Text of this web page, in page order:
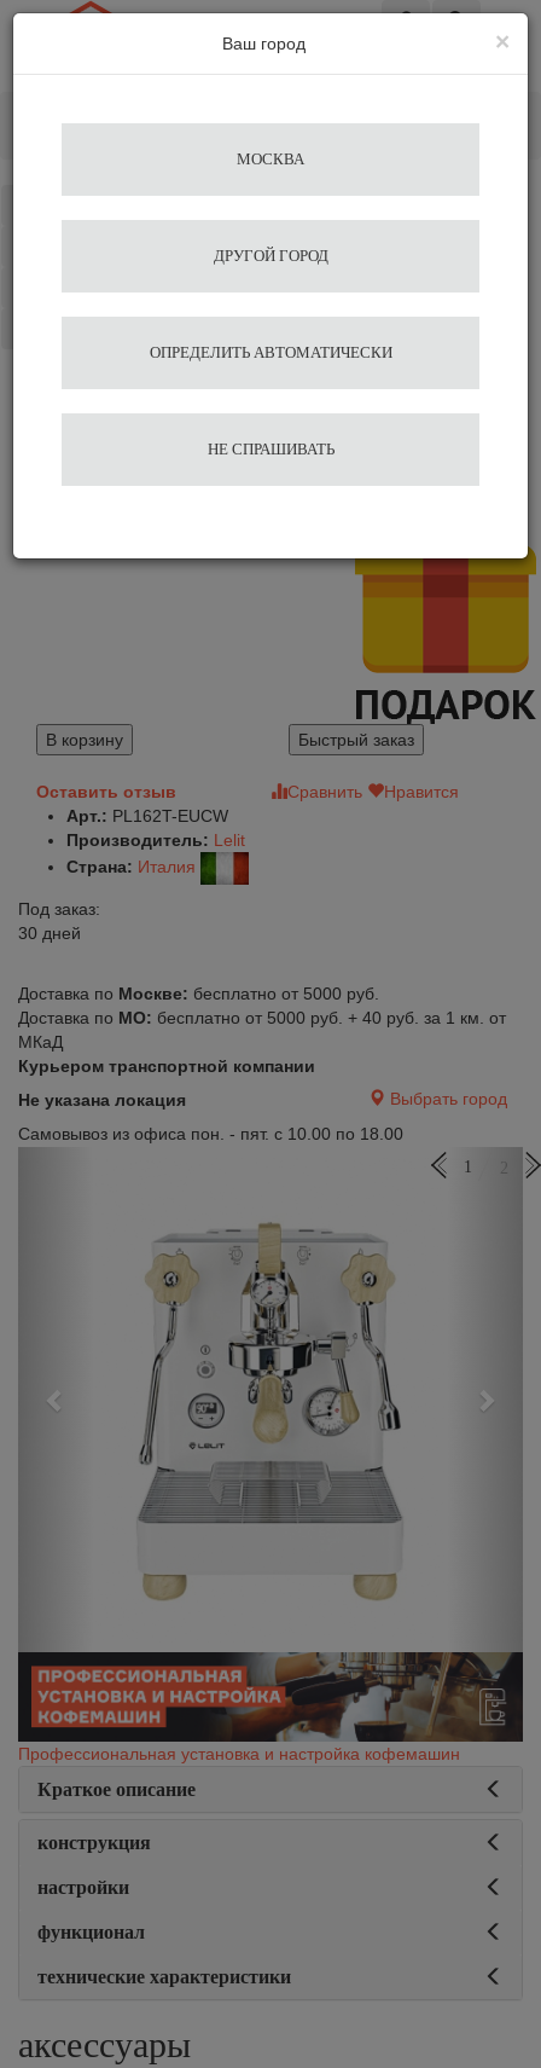
Кофемашина Lelit Bianca
PL162T-EUCW
В корзину Быстрый заказ
Оставить отзыв Сравнить
Нравится
Арт.: PL162T-EUCW
Производитель: Lelit
Страна: Италия
Под заказ:
30 дней
Доставка по Москве: бесплатно от 5000 руб.
Доставка по МО: бесплатно от 5000 руб. + 40 руб. за 1 км. от
МКаД
Курьером транспортной компании
Не указана локация
Выбрать город
Самовывоз из офиса пон. - пят. с 10.00 по 18.00
Next
Профессиональная установка и настройка кофемашин
Краткое описание
конструкция
настройки
функционал
технические характеристики
аксессуары
1 2
×
Ваш город
МОСКВА
ДРУГОЙ ГОРОД
ОПРЕДЕЛИТЬ АВТОМАТИЧЕСКИ
НЕ СПРАШИВАТЬ